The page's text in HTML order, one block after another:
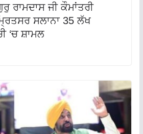
ਰਾਮਦਾਸ ਜੀ ਕੌਮਾਂਤਰੀ
ਸਲਾਨਾ 35 ਲੱਖ
‘ਚ ਸ਼ਾਮਲ